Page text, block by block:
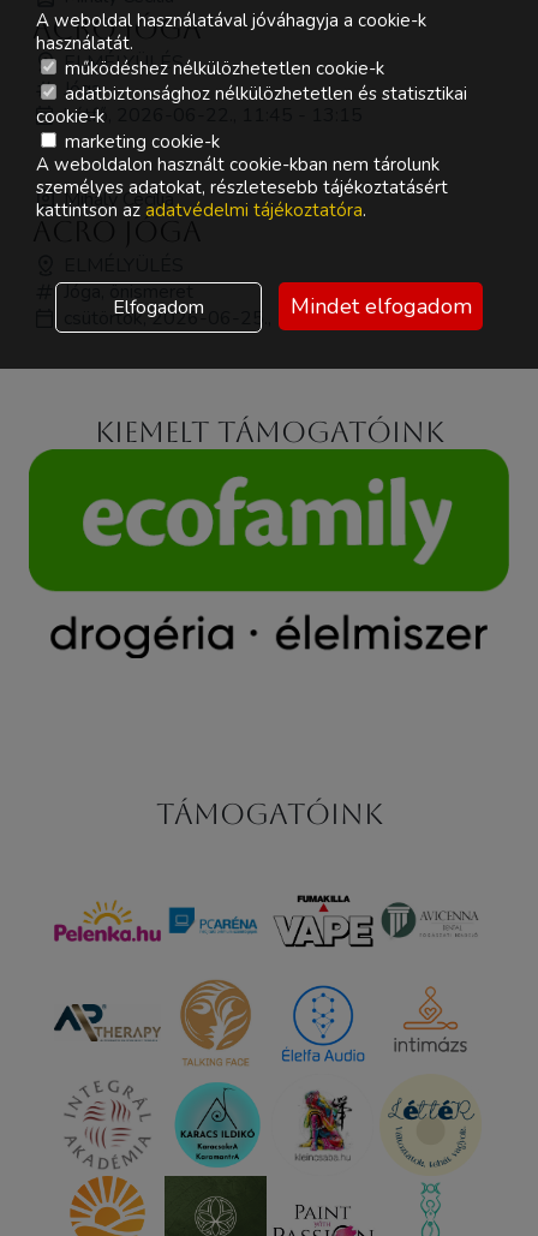
Acro Jóga
ELMÉLYÜLÉS
Jóga
hétfő, 2026-06-22., 11:45 - 13:15
Mihály Cecília
Jóga, önismeret
csütörtök, 2026-06-25., 13:30 - 15:00
Kiemelt támogatóink
Támogatóink
A weboldal használatával jóváhagyja a cookie-k
használatát.
működéshez nélkülözhetetlen cookie-k
adatbiztonsághoz nélkülözhetetlen és statisztikai
cookie-k
marketing cookie-k
A weboldalon használt cookie-kban nem tárolunk
személyes adatokat, részletesebb tájékoztatásért
kattintson az adatvédelmi tájékoztatóra.
Elfogadom Mindet elfogadom